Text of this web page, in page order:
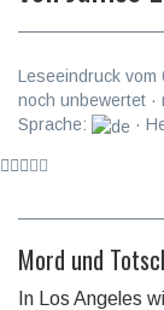
Leseeindruck vom
noch unbewertet ·
Sprache:
·
Mord und
In Los Angeles